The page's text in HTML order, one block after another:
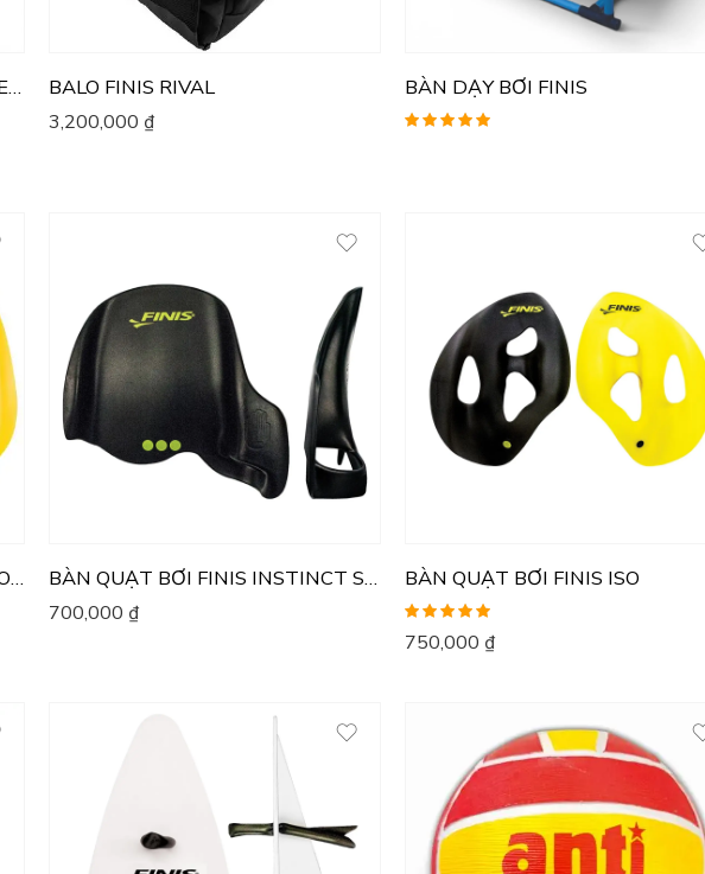
ÁO BƠI NỮ TẬP LUYỆN FINIS OPENBACK SOLID BALO FINIS RIVAL
3,200,000 ₫
BÀN DẠY BƠI FINIS
BÀN QUẠT BƠI FINIS AGILITY FLOATING BÀN QUẠT BƠI FINIS INSTINCT SCULLING
700,000 ₫
BÀN QUẠT BƠI FINIS ISO
Được xếp
hạng5.00 5
750,000 ₫